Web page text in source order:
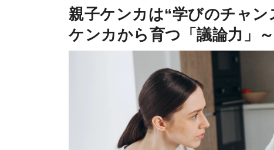
親子ケンカは“学びのチャ
ケンカから育つ「議論力」～